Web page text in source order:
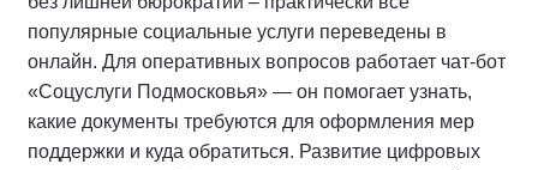
популярные социальные услуги переведены в
онлайн. Для оперативных вопросов работает чат-бот
«Соцуслуги Подмосковья» — он помогает узнать,
какие документы требуются для оформления мер
поддержки и куда обратиться. Развитие цифровых